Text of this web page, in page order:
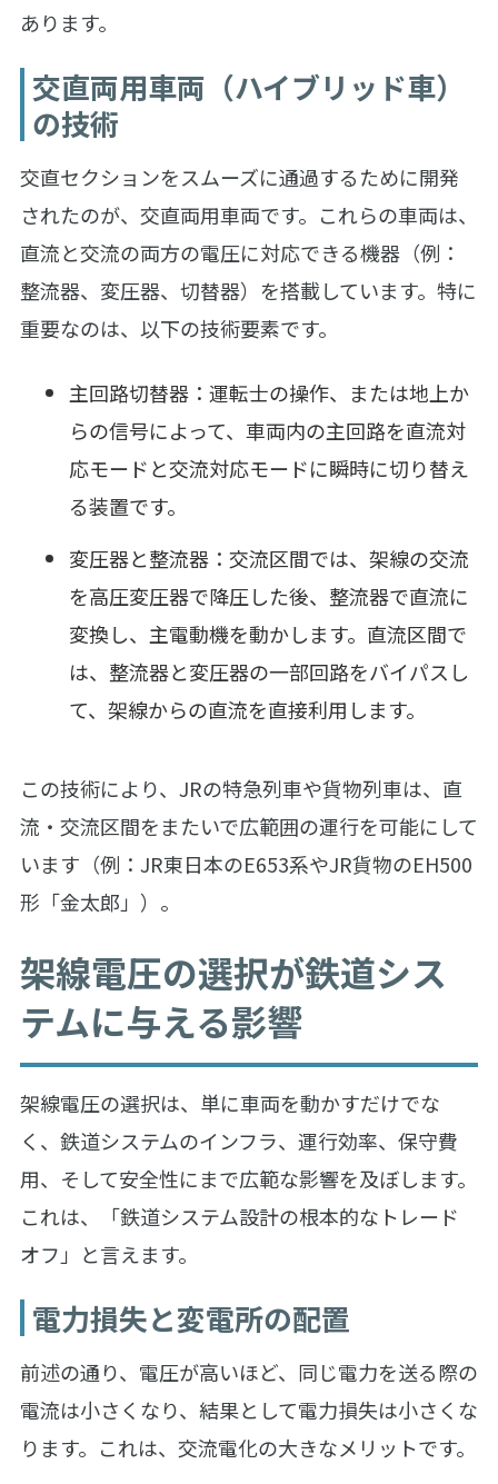
あります。
交直両用車両（ハイブリッド車）
の技術
交直セクションをスムーズに通過するために開発
されたのが、交直両用車両です。これらの車両は、
直流と交流の両方の電圧に対応できる機器（例：
整流器、変圧器、切替器）を搭載しています。特に
重要なのは、以下の技術要素です。
主回路切替器：運転士の操作、または地上か
らの信号によって、車両内の主回路を直流対
応モードと交流対応モードに瞬時に切り替え
る装置です。
変圧器と整流器：交流区間では、架線の交流
を高圧変圧器で降圧した後、整流器で直流に
変換し、主電動機を動かします。直流区間で
は、整流器と変圧器の一部回路をバイパスし
て、架線からの直流を直接利用します。
この技術により、JRの特急列車や貨物列車は、直
流・交流区間をまたいで広範囲の運行を可能にして
います（例：JR東日本のE653系やJR貨物のEH500
形「金太郎」）。
架線電圧の選択が鉄道シス
テムに与える影響
架線電圧の選択は、単に車両を動かすだけでな
く、鉄道システムのインフラ、運行効率、保守費
用、そして安全性にまで広範な影響を及ぼします。
これは、「鉄道システム設計の根本的なトレード
オフ」と言えます。
電力損失と変電所の配置
前述の通り、電圧が高いほど、同じ電力を送る際の
電流は小さくなり、結果として電力損失は小さくな
ります。これは、交流電化の大きなメリットです。